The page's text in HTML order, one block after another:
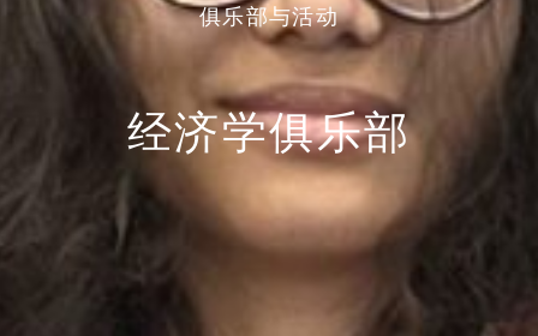
俱乐部与活动
经济学俱乐部